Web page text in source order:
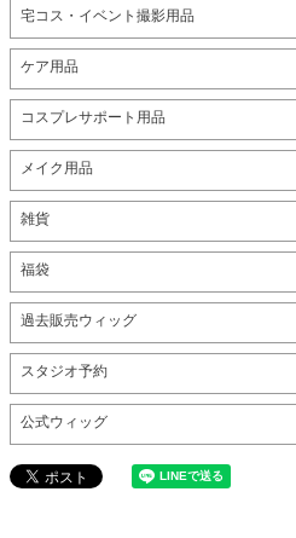
宅コス・イベント撮影用品
ケア用品
コスプレサポート用品
メイク用品
雑貨
福袋
過去販売ウィッグ
スタジオ予約
公式ウィッグ